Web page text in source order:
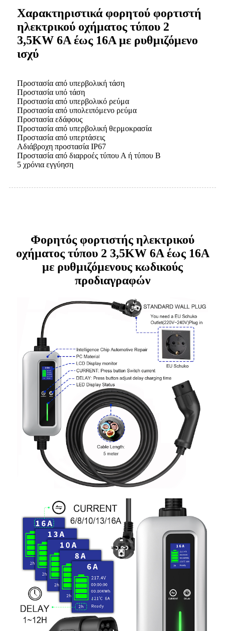
Χαρακτηριστικά φορητού φορτιστή
ηλεκτρικού οχήματος τύπου 2
3,5KW 6A έως 16A με ρυθμιζόμενο
ισχύ
Προστασία από υπερβολική τάση
Προστασία υπό τάση
Προστασία από υπερβολικό ρεύμα
Προστασία από υπολειπόμενο ρεύμα
Προστασία εδάφους
Προστασία από υπερβολική θερμοκρασία
Προστασία από υπερτάσεις
Αδιάβροχη προστασία IP67
Προστασία από διαρροές τύπου Α ή τύπου Β
5 χρόνια εγγύηση
Φορητός φορτιστής ηλεκτρικού
οχήματος τύπου 2 3,5KW 6A έως 16A
με ρυθμιζόμενους κωδικούς
προδιαγραφών